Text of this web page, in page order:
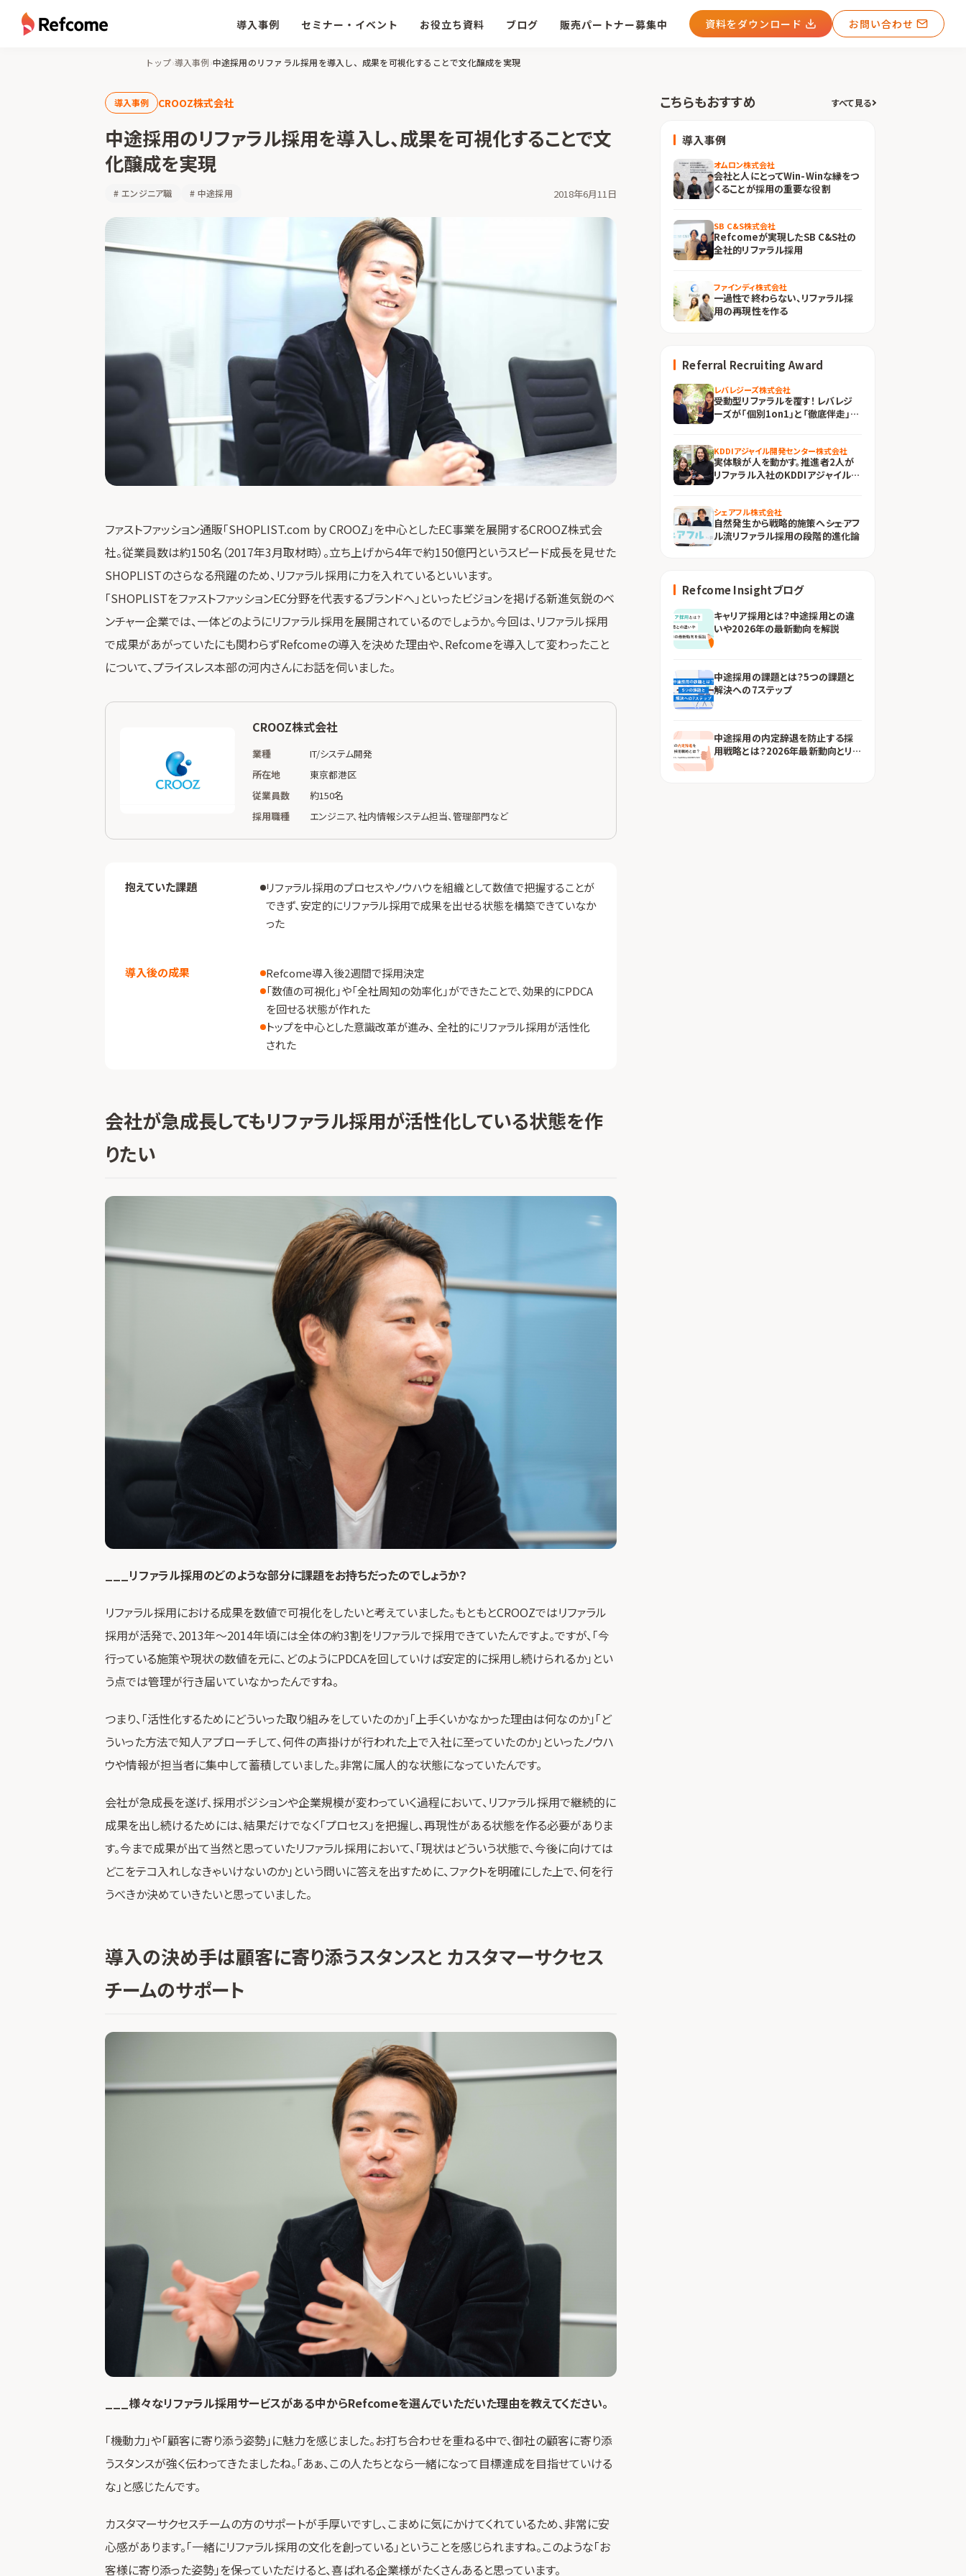
導入事例 セミナー・イベント お役立ち資料 ブログ 販売パートナー募集中 資料をダウンロード お問い合わせ
トップ›導入事例›中途採用のリファラル採用を導入し、成果を可視化することで文化醸成を実現
導入事例 CROOZ株式会社
中途採用のリファラル採用を導入し、成果を可視化することで文
化醸成を実現
# エンジニア職 # 中途採用 2018年6月11日
ファストファッション通販「SHOPLIST.com by CROOZ」を中心としたEC事業を展開するCROOZ株式会
社。従業員数は約150名（2017年3月取材時）。立ち上げから4年で約150億円というスピード成長を見せた
SHOPLISTのさらなる飛躍のため、リファラル採用に力を入れているといいます。
「SHOPLISTをファストファッションEC分野を代表するブランドへ」といったビジョンを掲げる新進気鋭のベ
ンチャー企業では、一体どのようにリファラル採用を展開されているのでしょうか。今回は、リファラル採用
で成果があがっていたにも関わらずRefcomeの導入を決めた理由や、Refcomeを導入して変わったこと
について、プライスレス本部の河内さんにお話を伺いました。
CROOZ株式会社
業種
IT/システム開発
所在地
東京都港区
従業員数
約150名
採用職種
エンジニア、社内情報システム担当、管理部門など
抱えていた課題
リファラル採用のプロセスやノウハウを組織として数値で把握することが
できず、安定的にリファラル採用で成果を出せる状態を構築できていなか
った
導入後の成果
Refcome導入後2週間で採用決定
「数値の可視化」や「全社周知の効率化」ができたことで、効果的にPDCA
を回せる状態が作れた
トップを中心とした意識改革が進み、 全社的にリファラル採用が活性化
された
会社が急成長してもリファラル採用が活性化している状態を作
りたい
___リファラル採用のどのような部分に課題をお持ちだったのでしょうか？
リファラル採用における成果を数値で可視化をしたいと考えていました。もともとCROOZではリファラル
採用が活発で、2013年～2014年頃には全体の約3割をリファラルで採用できていたんですよ。ですが、「今
行っている施策や現状の数値を元に、どのようにPDCAを回していけば安定的に採用し続けられるか」とい
う点では管理が行き届いていなかったんですね。
つまり、「活性化するためにどういった取り組みをしていたのか」「上手くいかなかった理由は何なのか」「ど
ういった方法で知人アプローチして、何件の声掛けが行われた上で入社に至っていたのか」といったノウハ
ウや情報が担当者に集中して蓄積していました。非常に属人的な状態になっていたんです。
会社が急成長を遂げ、採用ポジションや企業規模が変わっていく過程において、リファラル採用で継続的に
成果を出し続けるためには、結果だけでなく「プロセス」を把握し、再現性がある状態を作る必要がありま
す。今まで成果が出て当然と思っていたリファラル採用において、「現状はどういう状態で、今後に向けては
どこをテコ入れしなきゃいけないのか」という問いに答えを出すために、ファクトを明確にした上で、何を行
うべきか決めていきたいと思っていました。
導入の決め手は顧客に寄り添うスタンスと カスタマーサクセス
チームのサポート
___様々なリファラル採用サービスがある中からRefcomeを選んでいただいた理由を教えてください。
「機動力」や「顧客に寄り添う姿勢」に魅力を感じました。お打ち合わせを重ねる中で、御社の顧客に寄り添
うスタンスが強く伝わってきたましたね。「あぁ、この人たちとなら一緒になって目標達成を目指せていける
な」と感じたんです。
カスタマーサクセスチームの方のサポートが手厚いですし、こまめに気にかけてくれているため、非常に安
心感があります。「一緒にリファラル採用の文化を創っている」ということを感じられますね。このような「お
客様に寄り添った姿勢」を保っていただけると、喜ばれる企業様がたくさんあると思っています。
こちらもおすすめ すべて見る
導入事例
オムロン株式会社
会社と人にとってWin-Winな縁をつ
くることが採用の重要な役割
SB C&S株式会社
Refcomeが実現したSB C&S社の
全社的リファラル採用
ファインディ株式会社
一過性で終わらない、リファラル採
用の再現性を作る
Referral Recruiting Award
レバレジーズ株式会社
受動型リファラルを覆す！レバレジ
ーズが「個別1on1」と「徹底伴走」で
KDDIアジャイル開発センター株式会社
実体験が人を動かす。推進者2人が
リファラル入社のKDDIアジャイル開
シェアフル株式会社
自然発生から戦略的施策へ――シェアフ
ル流リファラル採用の段階的進化論
Refcome Insightブログ
キャリア採用とは？中途採用との違
いや2026年の最新動向を解説
中途採用の課題とは？5つの課題と
解決への7ステップ
中途採用の内定辞退を防止する採
用戦略とは？2026年最新動向とリフ